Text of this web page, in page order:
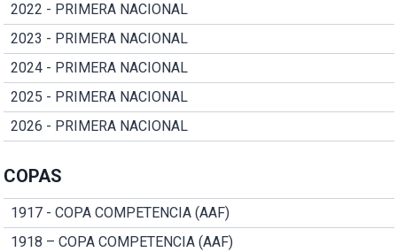
2022 - PRIMERA NACIONAL
2023 - PRIMERA NACIONAL
2024 - PRIMERA NACIONAL
2025 - PRIMERA NACIONAL
2026 - PRIMERA NACIONAL
COPAS
1917 - COPA COMPETENCIA (AAF)
1918 – COPA COMPETENCIA (AAF)